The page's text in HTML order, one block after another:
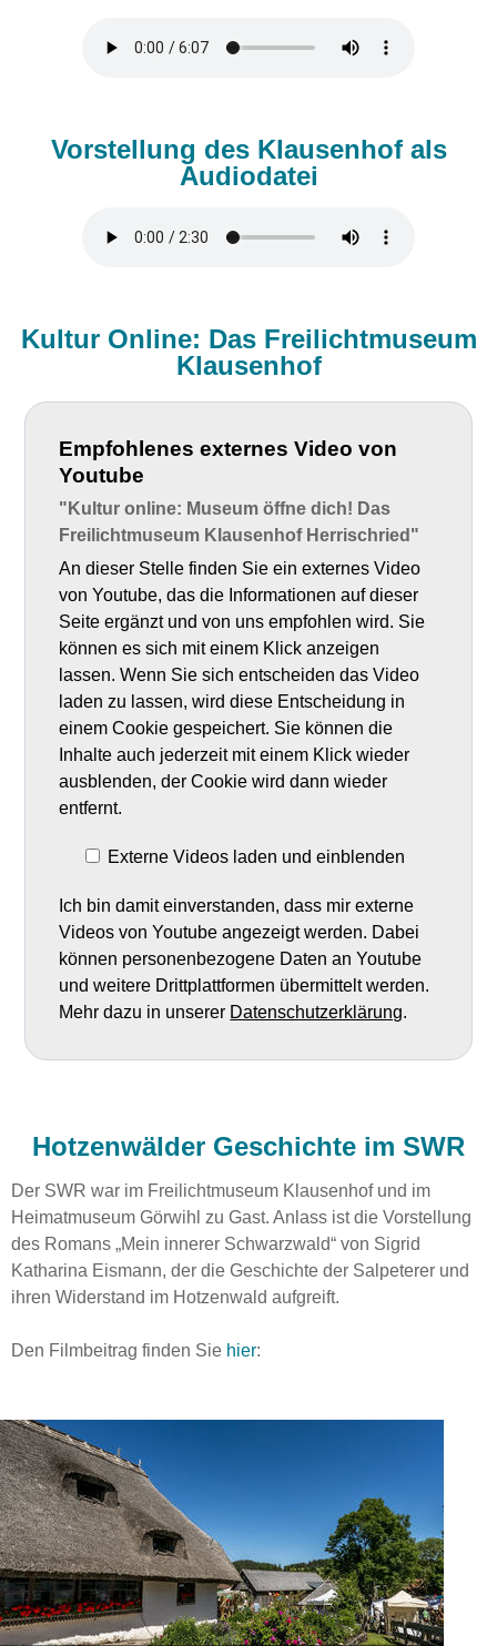
Vorstellung des Klausenhof als
Audiodatei
Kultur Online: Das Freilichtmuseum
Klausenhof
Empfohlenes externes Video von
Youtube
"Kultur online: Museum öffne dich! Das
Freilichtmuseum Klausenhof Herrischried"
An dieser Stelle finden Sie ein externes Video
von Youtube, das die Informationen auf dieser
Seite ergänzt und von uns empfohlen wird. Sie
können es sich mit einem Klick anzeigen
lassen. Wenn Sie sich entscheiden das Video
laden zu lassen, wird diese Entscheidung in
einem Cookie gespeichert. Sie können die
Inhalte auch jederzeit mit einem Klick wieder
ausblenden, der Cookie wird dann wieder
entfernt.
Externe Videos laden und einblenden
Ich bin damit einverstanden, dass mir externe
Videos von Youtube angezeigt werden. Dabei
können personenbezogene Daten an Youtube
und weitere Drittplattformen übermittelt werden.
Mehr dazu in unserer Datenschutzerklärung.
Hotzenwälder Geschichte im SWR
Der SWR war im Freilichtmuseum Klausenhof und im
Heimatmuseum Görwihl zu Gast. Anlass ist die Vorstellung
des Romans „Mein innerer Schwarzwald“ von Sigrid
Katharina Eismann, der die Geschichte der Salpeterer und
ihren Widerstand im Hotzenwald aufgreift.
Den Filmbeitrag finden Sie hier: